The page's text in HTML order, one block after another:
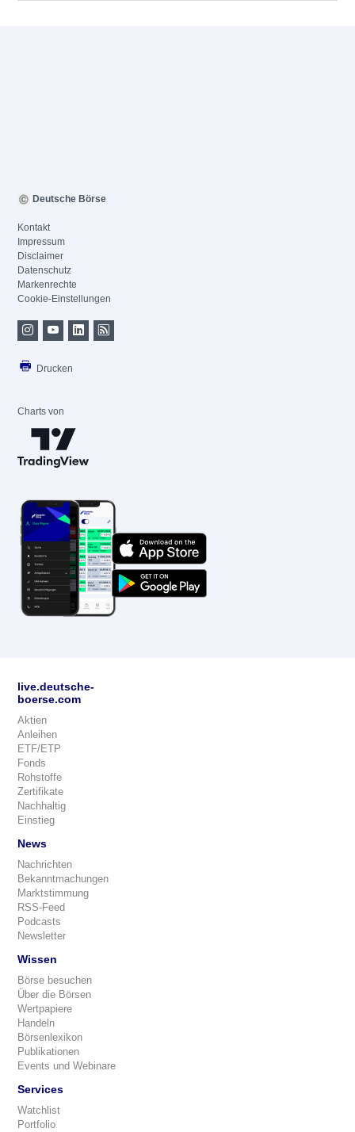
Deutsche Börse
Kontakt
Impressum
Disclaimer
Datenschutz
Markenrechte
Cookie-Einstellungen
Drucken
Charts von
live.deutsche-
boerse.com
Aktien
Anleihen
ETF/ETP
Fonds
Rohstoffe
Zertifikate
Nachhaltig
Einstieg
News
Nachrichten
Bekanntmachungen
Marktstimmung
RSS-Feed
Podcasts
Newsletter
Wissen
Börse besuchen
Über die Börsen
Wertpapiere
Handeln
Börsenlexikon
Publikationen
Events und Webinare
Services
Watchlist
Portfolio